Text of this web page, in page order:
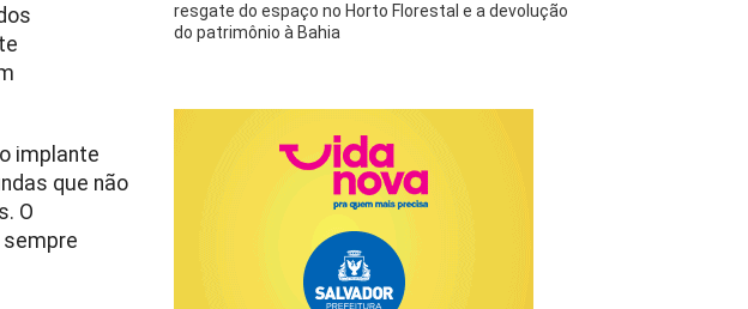
implante
que não
O
resgate do espaço no Horto Florestal e a devolução
do patrimônio à Bahia